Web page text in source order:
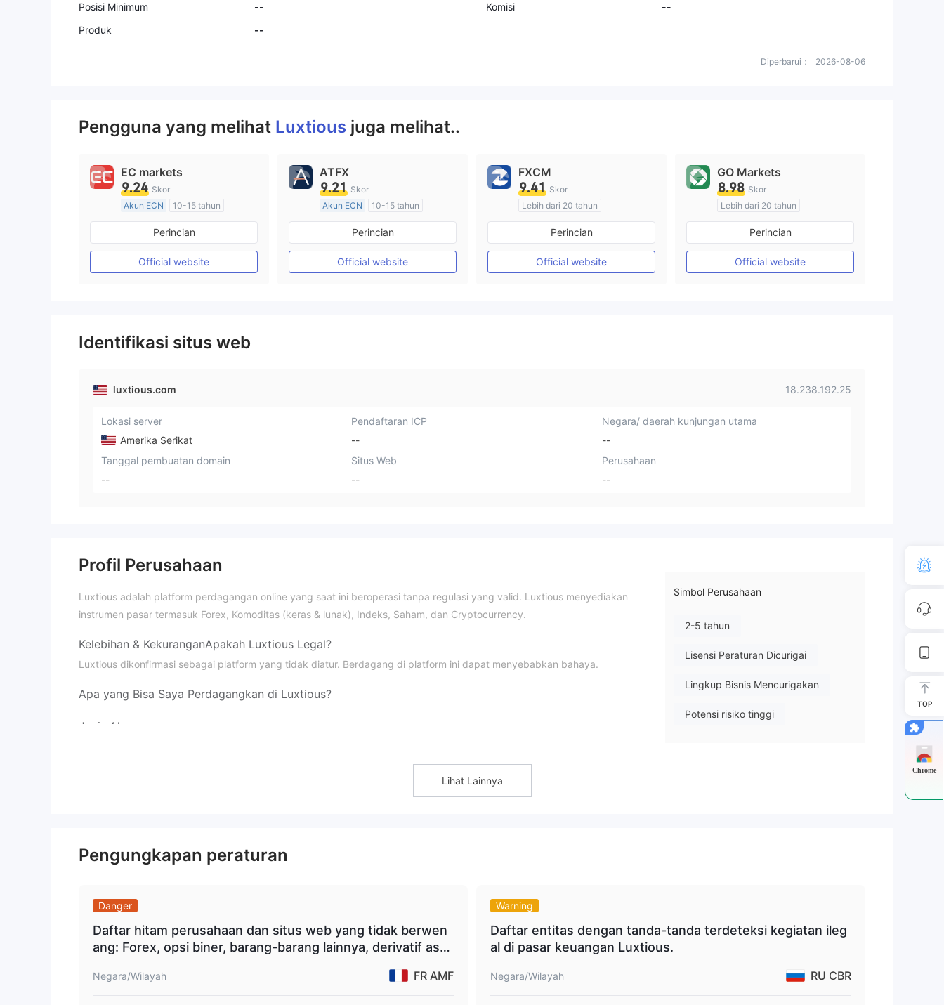
Posisi Minimum
-- Komisi
--
Produk
--
Diperbarui： 2026-08-06
Pengguna yang melihat Luxtious juga melihat..
EC markets
9.24 Skor
Akun ECN
10-15 tahun
Diatur di Australia
Market Maker (MM)
Lisensi Penuh MT4
Perincian
Official website
ATFX
9.21 Skor
Akun ECN
10-15 tahun
Diatur di Australia
Market Maker (MM)
Lisensi Penuh MT4
Perincian
Official website
FXCM
9.41 Skor
Lebih dari 20 tahun
Diatur di Australia
Market Maker (MM)
Lisensi Penuh MT4
Perincian
Official website
GO Markets
8.98 Skor
Lebih dari 20 tahun
Diatur di Australia
Market Maker (MM)
Perincian
Official website
Identifikasi situs web
luxtious.com 18.238.192.25
Lokasi server
Amerika Serikat
Pendaftaran ICP
--
Negara/ daerah kunjungan utama
--
Tanggal pembuatan domain
--
Situs Web
--
Perusahaan
--
Profil Perusahaan
Luxtious adalah platform perdagangan online yang saat ini beroperasi tanpa regulasi yang valid. Luxtious menyediakan
instrumen pasar termasuk Forex, Komoditas (keras & lunak), Indeks, Saham, dan Cryptocurrency.
Kelebihan & KekuranganApakah Luxtious Legal?
Luxtious dikonfirmasi sebagai platform yang tidak diatur. Berdagang di platform ini dapat menyebabkan bahaya.
Apa yang Bisa Saya Perdagangkan di Luxtious?
Jenis Akun
Express, dan MasterCard), transfer bank, dan dompet mata uang digital
Simbol Perusahaan
2-5 tahun
Lisensi Peraturan Dicurigai
Lingkup Bisnis Mencurigakan
Potensi risiko tinggi
Lihat Lainnya
Pengungkapan peraturan
Danger
Daftar hitam perusahaan dan situs web yang tidak berwen
ang: Forex, opsi biner, barang-barang lainnya, derivatif aset
Negara/Wilayah FR AMF
Warning
Daftar entitas dengan tanda-tanda terdeteksi kegiatan ileg
al di pasar keuangan Luxtious.
Negara/Wilayah RU CBR
TOP
Chrome